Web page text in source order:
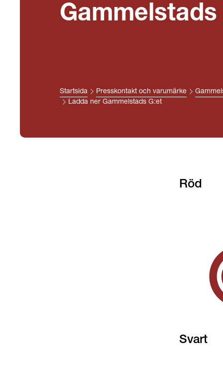
Gammelstads
Startsida Presskontakt och varumärke
Ladda ner Gammelstads G:et
Röd
Svart